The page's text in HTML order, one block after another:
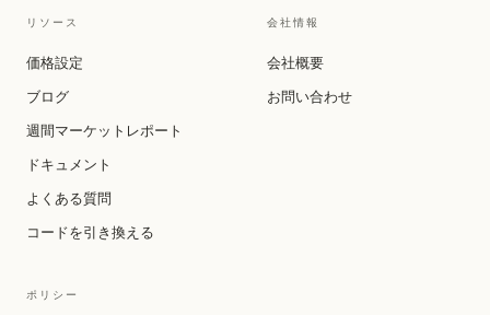
リソース
価格設定
ブログ
週間マーケットレポート
ドキュメント
よくある質問
コードを引き換える
会社情報
会社概要
お問い合わせ
ポリシー